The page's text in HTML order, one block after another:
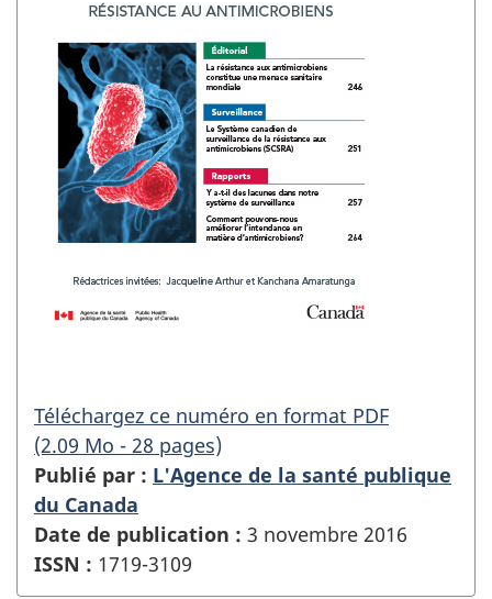
Téléchargez ce numéro en format PDF
(2.09 Mo - 28 pages)
Publié par : L'Agence de la santé publique
du Canada
Date de publication : 3 novembre 2016
ISSN : 1719-3109